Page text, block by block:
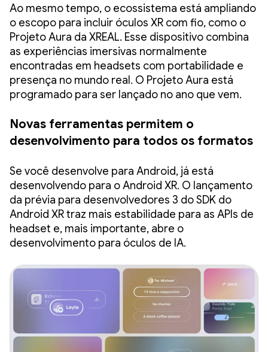
Ao mesmo tempo, o ecossistema está ampliando
o escopo para incluir óculos XR com fio, como o
Projeto Aura da XREAL. Esse dispositivo combina
as experiências imersivas normalmente
encontradas em headsets com portabilidade e
presença no mundo real. O Projeto Aura está
programado para ser lançado no ano que vem.
Novas ferramentas permitem o
desenvolvimento para todos os formatos
Se você desenvolve para Android, já está
desenvolvendo para o Android XR. O lançamento
da prévia para desenvolvedores 3 do SDK do
Android XR traz mais estabilidade para as APIs de
headset e, mais importante, abre o
desenvolvimento para óculos de IA.